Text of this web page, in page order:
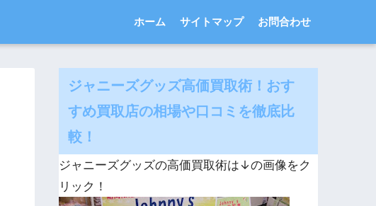
ホーム サイトマップ お問合わせ
ジャニーズグッズ高価買取術！おす
すめ買取店の相場や口コミを徹底比
較！
ジャニーズグッズの高価買取術は↓の画像をク
リック！